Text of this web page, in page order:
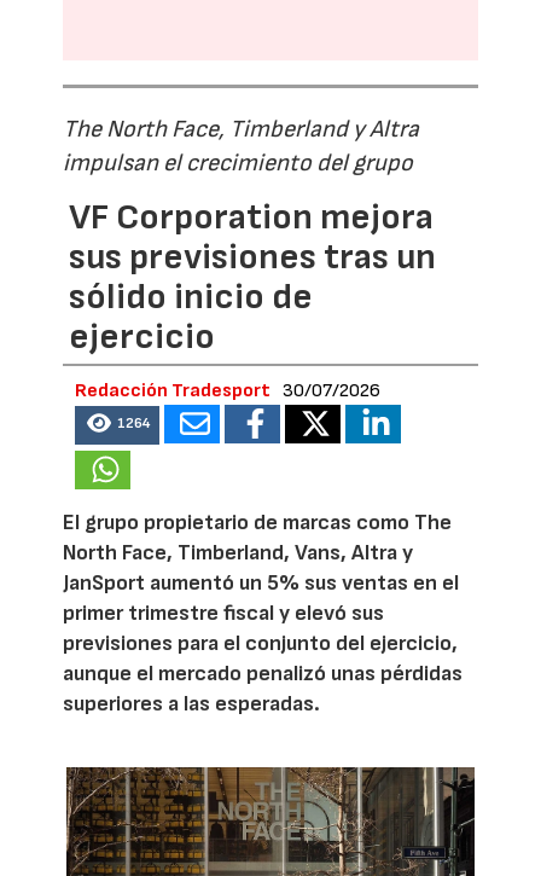
The North Face, Timberland y Altra
impulsan el crecimiento del grupo
VF Corporation mejora
sus previsiones tras un
sólido inicio de
ejercicio
Redacción Tradesport 30/07/2026
1264
El grupo propietario de marcas como The
North Face, Timberland, Vans, Altra y
JanSport aumentó un 5% sus ventas en el
primer trimestre fiscal y elevó sus
previsiones para el conjunto del ejercicio,
aunque el mercado penalizó unas pérdidas
superiores a las esperadas.